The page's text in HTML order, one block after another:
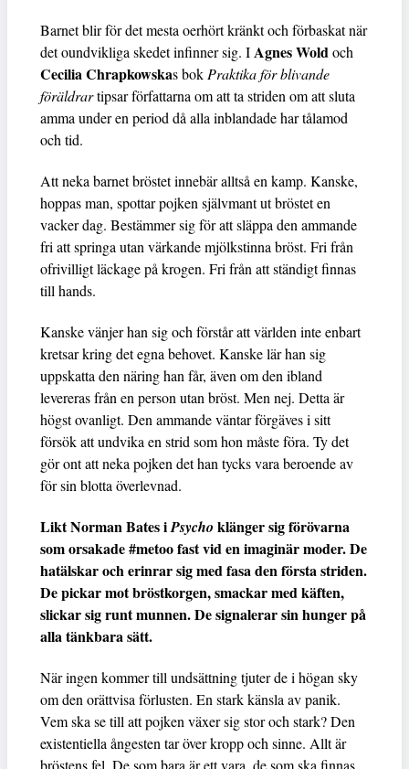
Barnet blir för det mesta oerhört kränkt och förbaskat när
det oundvikliga skedet infinner sig. IAgnes Woldoch
Cecilia Chrapkowskas bok Praktika för blivande
föräldrartipsar författarna om att ta striden om att sluta
amma under en period då alla inblandade har tålamod
och tid.
Att neka barnet bröstet innebär alltså en kamp. Kanske,
hoppas man, spottar pojken självmant ut bröstet en
vacker dag. Bestämmer sig för att släppa den ammande
fri att springa utan värkande mjölkstinna bröst. Fri från
ofrivilligt läckage på krogen. Fri från att ständigt finnas
till hands.
Kanske vänjer han sig och förstår att världen inte enbart
kretsar kring det egna behovet. Kanske lär han sig
uppskatta den näring han får, även om den ibland
levereras från en person utan bröst. Men nej. Detta är
högst ovanligt. Den ammande väntar förgäves i sitt
försök att undvika en strid som hon måste föra. Ty det
gör ont att neka pojken det han tycks vara beroende av
för sin blotta överlevnad.
Likt Norman Bates iPsycho klänger sig förövarna
som orsakade #metoo fast vid en imaginär moder. De
hatälskar och erinrar sig med fasa den första striden.
De pickar mot bröstkorgen, smackar med käften,
slickar sig runt munnen. De signalerar sin hunger på
alla tänkbara sätt.
När ingen kommer till undsättning tjuter de i högan sky
om den orättvisa förlusten. En stark känsla av panik.
Vem ska se till att pojken växer sig stor och stark? Den
existentiella ångesten tar över kropp och sinne. Allt är
bröstens fel. De som bara är ett vara, de som ska finnas